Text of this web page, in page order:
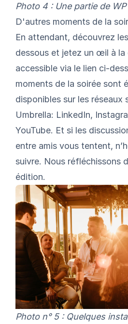
Photo 4 : Une partie de
D'autres moments de la
En attendant, découvrez
dessous et jetez un œil à la
accessible via le lien ci-
moments de la soirée sont
disponibles sur les réseaux
Umbrella: LinkedIn,
YouTube. Et si les
entre amis vous tentent,
suivre. Nous réfléchissons
édition.
Photo n° 5 : Quelques